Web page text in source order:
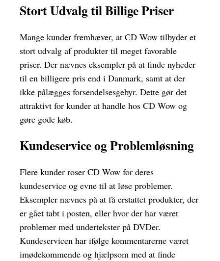
Stort Udvalg til Billige Priser
Mange kunder fremhæver, at CD Wow tilbyder et
stort udvalg af produkter til meget favorable
priser. Der nævnes eksempler på at finde nyheder
til en billigere pris end i Danmark, samt at der
ikke pålægges forsendelsesgebyr. Dette gør det
attraktivt for kunder at handle hos CD Wow og
gøre gode køb.
Kundeservice og Problemløsning
Flere kunder roser CD Wow for deres
kundeservice og evne til at løse problemer.
Eksempler nævnes på at få erstattet produkter, der
er gået tabt i posten, eller hvor der har været
problemer med undertekster på DVDer.
Kundeservicen har ifølge kommentarerne været
imødekommende og hjælpsom med at finde